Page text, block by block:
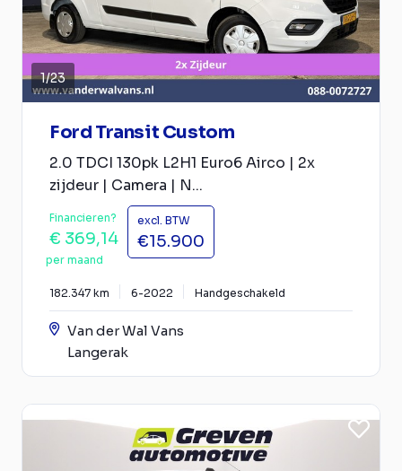
1/23
Ford Transit Custom
2.0 TDCI 130pk L2H1 Euro6 Airco | 2x
zijdeur | Camera | N...
Financieren?
€ 369,14
per maand
excl. BTW
€15.900
182.347 km 6-2022 Handgeschakeld
Van der Wal Vans
Langerak